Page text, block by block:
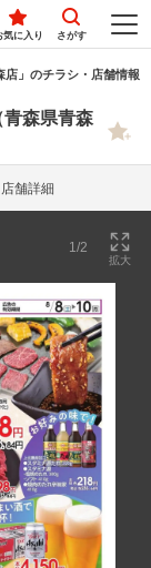
気に入り さがす
店」のチラシ・店舗情報
森県青森
店舗詳細
1/2
拡大